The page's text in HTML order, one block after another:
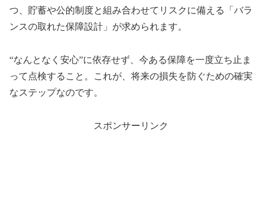
つ、貯蓄や公的制度と組み合わせてリスクに備える「バラ
ンスの取れた保障設計」が求められます。
“なんとなく安心”に依存せず、今ある保障を一度立ち止ま
って点検すること。これが、将来の損失を防ぐための確実
なステップなのです。
スポンサーリンク